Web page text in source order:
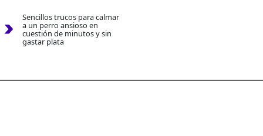
Sencillos trucos para calmar
a un perro ansioso en
cuestión de minutos y sin
gastar plata